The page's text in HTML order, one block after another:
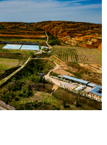
河北 山西
上海 江苏
福建 江西